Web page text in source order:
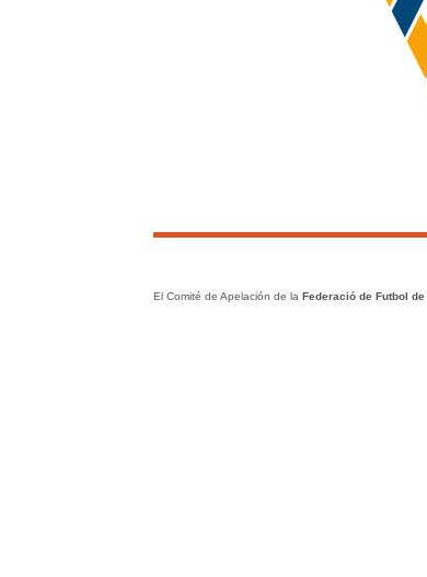
El Comité de Apelación de la Federació de Futbol